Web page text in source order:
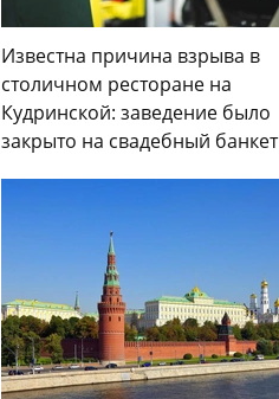
Известна причина взрыва в
столичном ресторане на
Кудринской: заведение было
закрыто на свадебный банкет